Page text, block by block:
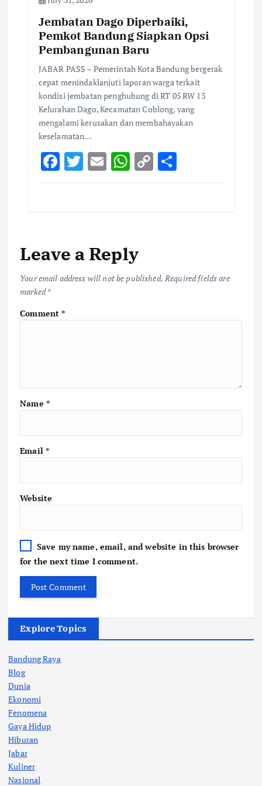
Jembatan Dago Diperbaiki,
Pemkot Bandung Siapkan Opsi
Pembangunan Baru
JABAR PASS – Pemerintah Kota Bandung bergerak
cepat menindaklanjuti laporan warga terkait
kondisi jembatan penghubung di RT 05 RW 13
Kelurahan Dago, Kecamatan Coblong, yang
mengalami kerusakan dan membahayakan
keselamatan…
F
ac
o
k
T
w
E
m
W
h
p
p
C
o
k
S
h
Leave a Reply
Your email address will not be published. Required fields are
marked*
Comment*
Name *
Email *
Website
Save my name, email, and website in this browser
for the next time I comment.
Explore Topics
Bandung Raya
Blog
Dunia
Ekonomi
Fenomena
Gaya Hidup
Hiburan
Jabar
Kuliner
Nasional